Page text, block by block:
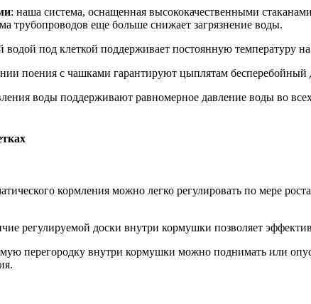
: наша система, оснащенная высококачественными
трубопроводов еще больше снижает загрязнение воды.
водой под клеткой поддерживает постоянную температуру
поения с чашками гарантируют цыплятам бесперебойный
воды поддерживают равномерное давление воды во
кормления можно легко регулировать по мере
регулируемой доски внутри кормушки позволяет
перегородку внутри кормушки можно поднимать или